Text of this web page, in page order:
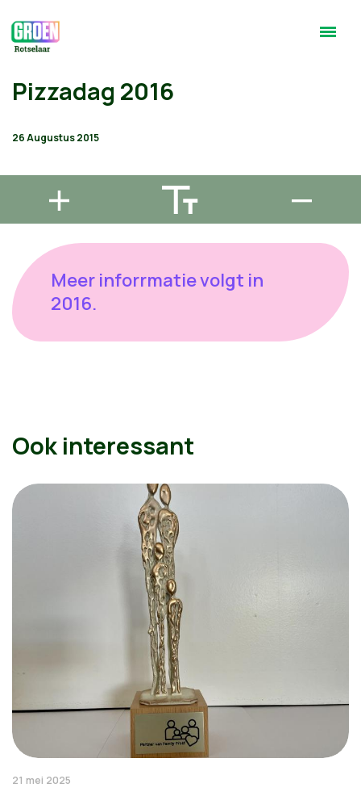
Pizzadag 2016
26 Augustus 2015
Meer inforrmatie volgt in
2016.
Ook interessant
21 mei 2025